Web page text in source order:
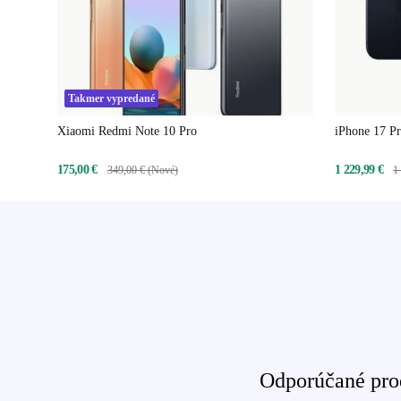
Takmer vypredané
Xiaomi Redmi Note 10 Pro
175,00 € 349,00 € (Nové)
iPhone 17
1 229,99 € 1
Odporúčané